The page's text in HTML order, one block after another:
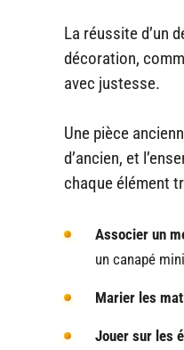
La réussite d’un
décoration,
avec justesse.
Une pièce
d’ancien, et
chaque élément
Associer un
un canapé
Marier les
Jouer sur les